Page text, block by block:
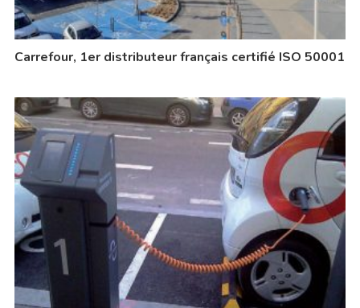
Carrefour, 1er distributeur français certifié ISO 50001